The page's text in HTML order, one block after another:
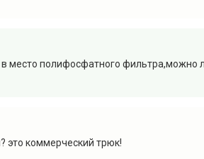
в место полифосфатного фильтра,можно
это коммерческий трюк!